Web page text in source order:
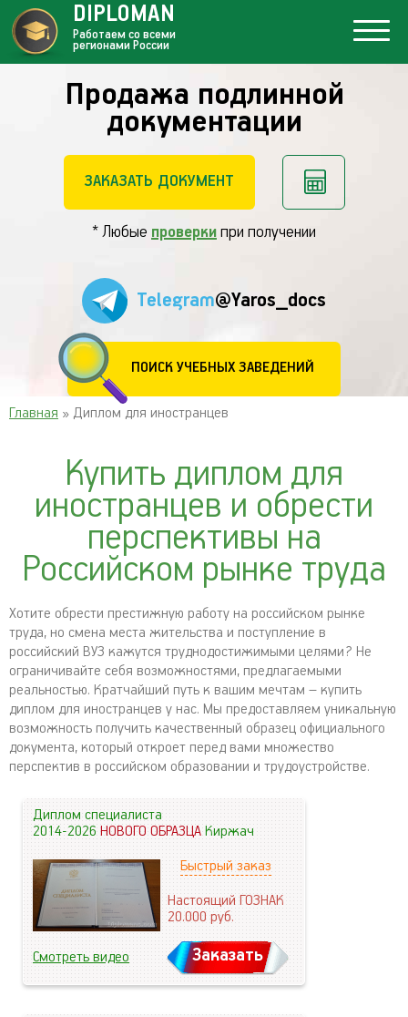
Продажа подлинной
документации
ЗАКАЗАТЬ ДОКУМЕНТ
* Любые проверки при получении
Telegram@Yaros_docs
ПОИСК УЧЕБНЫХ ЗАВЕДЕНИЙ
DIPLOMAN
Работаем со всеми
регионами России
Главная » Диплом для иностранцев
Купить диплом для
иностранцев и обрести
перспективы на
Российском рынке труда
Хотите обрести престижную работу на российском рынке
труда, но смена места жительства и поступление в
российский ВУЗ кажутся труднодостижимыми целями? Не
ограничивайте себя возможностями, предлагаемыми
реальностью. Кратчайший путь к вашим мечтам – купить
диплом для иностранцев у нас. Мы предоставляем уникальную
возможность получить качественный образец официального
документа, который откроет перед вами множество
перспектив в российском образовании и трудоустройстве.
Диплом специалиста
2014-2026НОВОГО ОБРАЗЦАКиржач
Быстрый заказ
Настоящий ГОЗНАК
20.000руб.
Смотреть видео Заказать